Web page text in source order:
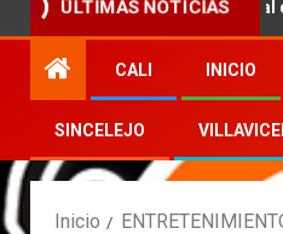
ÚLTIMAS NOTICIAS
la nueva voz sensual de la
CALI INICIO
SINCELEJO
Inicio